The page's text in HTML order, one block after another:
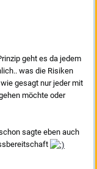
geht es da jedem
was die Risiken
gesagt nur jeder mit
möchte oder
sagte eben auch